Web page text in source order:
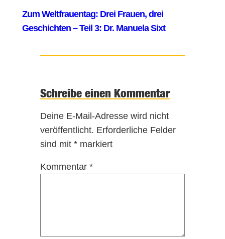
Schreibe einen Kommentar
Deine E-Mail-Adresse wird nicht
veröffentlicht. Erforderliche Felder
sind mit *markiert
Kommentar *